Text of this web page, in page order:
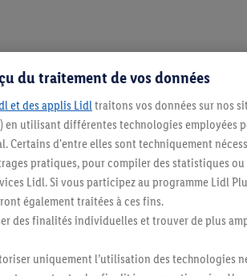
Restez au
du traitement de vos données
et des applis Lidl traitons vos données sur nos
utilisant différentes technologies employées
Certains d'entre elles sont techniquement
pratiques, pour compiler des statistiques
Lidl. Si vous participez au programme Lidl
également traitées à ces fins.
des finalités individuelles et trouver de plus
uniquement l’utilisation des technologies